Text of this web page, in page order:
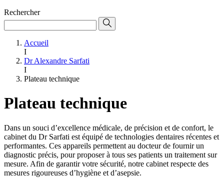
Rechercher
Accueil
I
Dr Alexandre Sarfati
I
Plateau technique
Plateau technique
Dans un souci d’excellence médicale, de précision et de confort, le
cabinet du Dr Sarfati est équipé de technologies dentaires récentes et
performantes. Ces appareils permettent au docteur de fournir un
diagnostic précis, pour proposer à tous ses patients un traitement sur
mesure. Afin de garantir votre sécurité, notre cabinet respecte des
mesures rigoureuses d’hygiène et d’asepsie.